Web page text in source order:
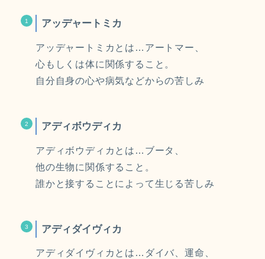
アッデャートミカ
アッデャートミカとは…アートマー、
心もしくは体に関係すること。
自分自身の心や病気などからの苦しみ
アディボウディカ
アディボウディカとは…ブータ、
他の生物に関係すること。
誰かと接することによって生じる苦しみ
アディダイヴィカ
アディダイヴィカとは…ダイバ、運命、